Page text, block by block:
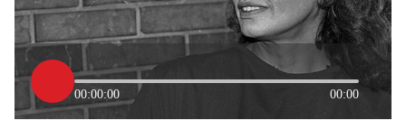
00:00:00 00:00